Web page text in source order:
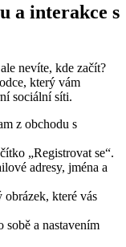
a interakce s
nevíte, kde začít?
který vám
sociální síti.
z obchodu s
„Registrovat se“.
adresy, jména a
které vás
a nastavením